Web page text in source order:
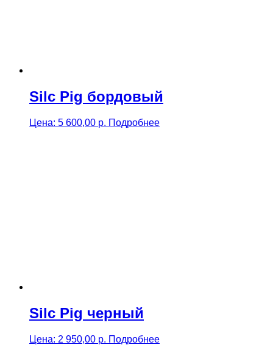
Silc Pig бордовый
Цена: 5 600,00 р. Подробнее
Silc Pig черный
Цена: 2 950,00 р. Подробнее